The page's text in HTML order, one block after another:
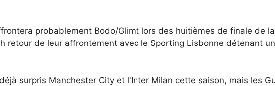
probablement Bodo/Glimt lors des huitièmes de finale de
retour de leur affrontement avec le Sporting Lisbonne détenant
surpris Manchester City et l'Inter Milan cette saison, mais les